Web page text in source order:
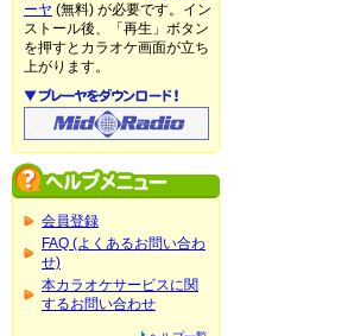
ーヤ (無料) が必要です。イン
ストール後、「再生」ボタン
を押すとカラオケ画面が立ち
上がります。
会員登録
FAQ (よくあるお問い合わ
せ)
本カラオケサービスに関
するお問い合わせ